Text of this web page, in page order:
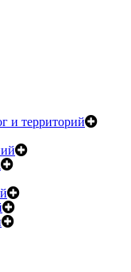
и территорий